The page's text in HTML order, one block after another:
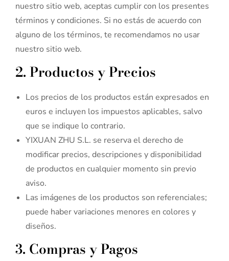
nuestro sitio web, aceptas cumplir con los presentes
términos y condiciones. Si no estás de acuerdo con
alguno de los términos, te recomendamos no usar
nuestro sitio web.
2. Productos y Precios
Los precios de los productos están expresados en
euros e incluyen los impuestos aplicables, salvo
que se indique lo contrario.
YIXUAN ZHU S.L. se reserva el derecho de
modificar precios, descripciones y disponibilidad
de productos en cualquier momento sin previo
aviso.
Las imágenes de los productos son referenciales;
puede haber variaciones menores en colores y
diseños.
3. Compras y Pagos